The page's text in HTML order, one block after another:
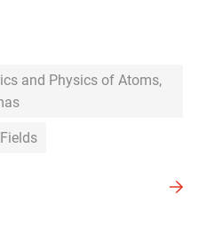
and Physics of Atoms,